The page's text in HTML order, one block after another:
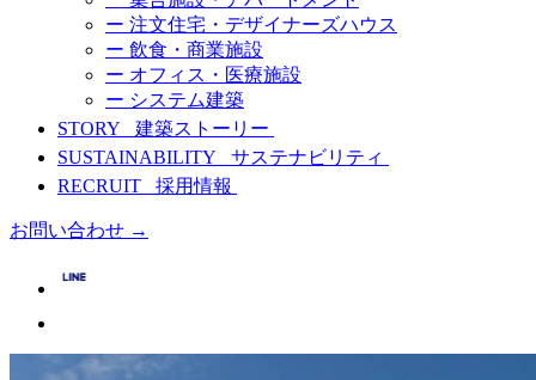
ー 注文住宅・デザイナーズハウス
ー 飲食・商業施設
ー オフィス・医療施設
ー システム建築
STORY 建築ストーリー
SUSTAINABILITY サステナビリティ
RECRUIT 採用情報
お問い合わせ →